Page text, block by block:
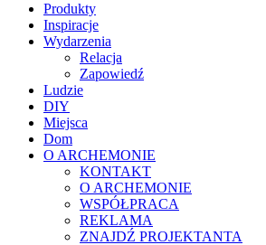
Produkty
Inspiracje
Wydarzenia
Relacja
Zapowiedź
Ludzie
DIY
Miejsca
Dom
O ARCHEMONIE
KONTAKT
O ARCHEMONIE
WSPÓŁPRACA
REKLAMA
ZNAJDŹ PROJEKTANTA